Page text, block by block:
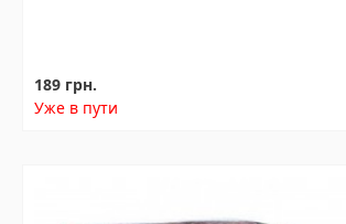
189 грн.
Уже в пути